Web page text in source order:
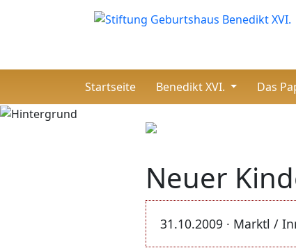
Startseite(current)
Benedikt XVI. Das
Neuer
31.10.2009 · Marktl /